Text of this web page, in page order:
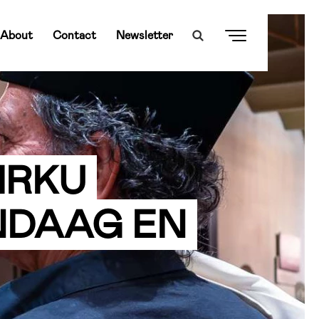
About Contact Newsletter
EN